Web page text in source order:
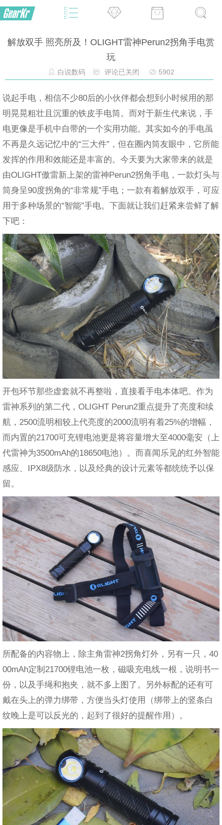
解放双手 照亮所及！OLIGHT雷神Perun2拐角手电赏
玩
白说数码 评论已关闭 5902
说起手电，相信不少80后的小伙伴都会想到小时候用的那
明晃晃粗壮且沉重的铁皮手电筒。而对于新生代来说，手
电更像是手机中自带的一个实用功能。其实如今的手电虽
不再是久远记忆中的“三大件”，但在圈内筒友眼中，它所能
发挥的作用和效能还是丰富的。今天要为大家带来的就是
由OLIGHT傲雷新上架的雷神Perun2拐角手电，一款灯头与
筒身呈90度拐角的“非常规”手电；一款有着解放双手，可应
用于多种场景的“智能”手电。下面就让我们赶紧来尝鲜了解
下吧：
开包环节那些虚套就不再整啦，直接看手电本体吧。作为
雷神系列的第二代，OLIGHT Perun2重点提升了亮度和续
航，2500流明相较上代亮度的2000流明有着25%的增幅，
而内置的21700可充锂电池更是将容量增大至4000毫安（上
代雷神为3500mAh的18650电池）。而喜闻乐见的红外智能
感应、IPX8级防水，以及经典的设计元素等都统统予以保
留。
所配备的内容物上，除主角雷神2拐角灯外，另有一只，40
00mAh定制21700锂电池一枚，磁吸充电线一根，说明书一
份，以及手绳和抱夹，就不多上图了。另外标配的还有可
戴在头上的弹力绑带，方便当头灯使用（绑带上的竖条白
纹晚上是可以反光的，起到了很好的提醒作用）。